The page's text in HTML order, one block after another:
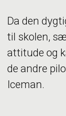
Da den
til skolen,
attitude og
de andre
Iceman.